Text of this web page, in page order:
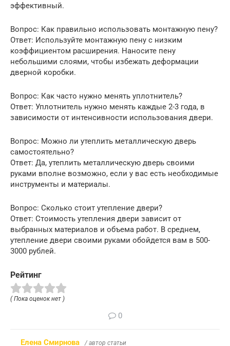
эффективный.
Вопрос: Как правильно использовать монтажную пену?
Ответ: Используйте монтажную пену с низким
коэффициентом расширения. Наносите пену
небольшими слоями, чтобы избежать деформации
дверной коробки.
Вопрос: Как часто нужно менять уплотнитель?
Ответ: Уплотнитель нужно менять каждые 2-3 года, в
зависимости от интенсивности использования двери.
Вопрос: Можно ли утеплить металлическую дверь
самостоятельно?
Ответ: Да, утеплить металлическую дверь своими
руками вполне возможно, если у вас есть необходимые
инструменты и материалы.
Вопрос: Сколько стоит утепление двери?
Ответ: Стоимость утепления двери зависит от
выбранных материалов и объема работ. В среднем,
утепление двери своими руками обойдется вам в 500-
3000 рублей.
Рейтинг
( Пока оценок нет )
0
Елена Смирнова / автор статьи